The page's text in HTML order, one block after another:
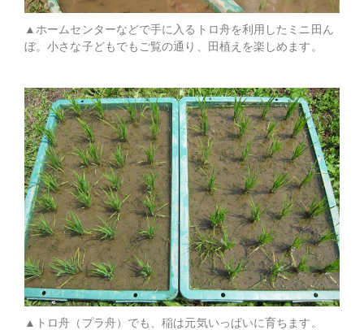
▲ホームセンターなどで手に入るトロ舟を利用したミニ田ん
ぼ。小さな子どもでもご覧の通り、田植えを楽しめます。
▲トロ舟（プラ舟）でも、稲は元気いっぱいに育ちます。